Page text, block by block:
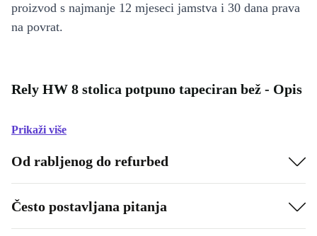
proizvod s najmanje 12 mjeseci jamstva i 30 dana prava
na povrat.
Rely HW 8 stolica potpuno tapeciran bež - Opis
Prikaži više
Od rabljenog do refurbed
Često postavljana pitanja